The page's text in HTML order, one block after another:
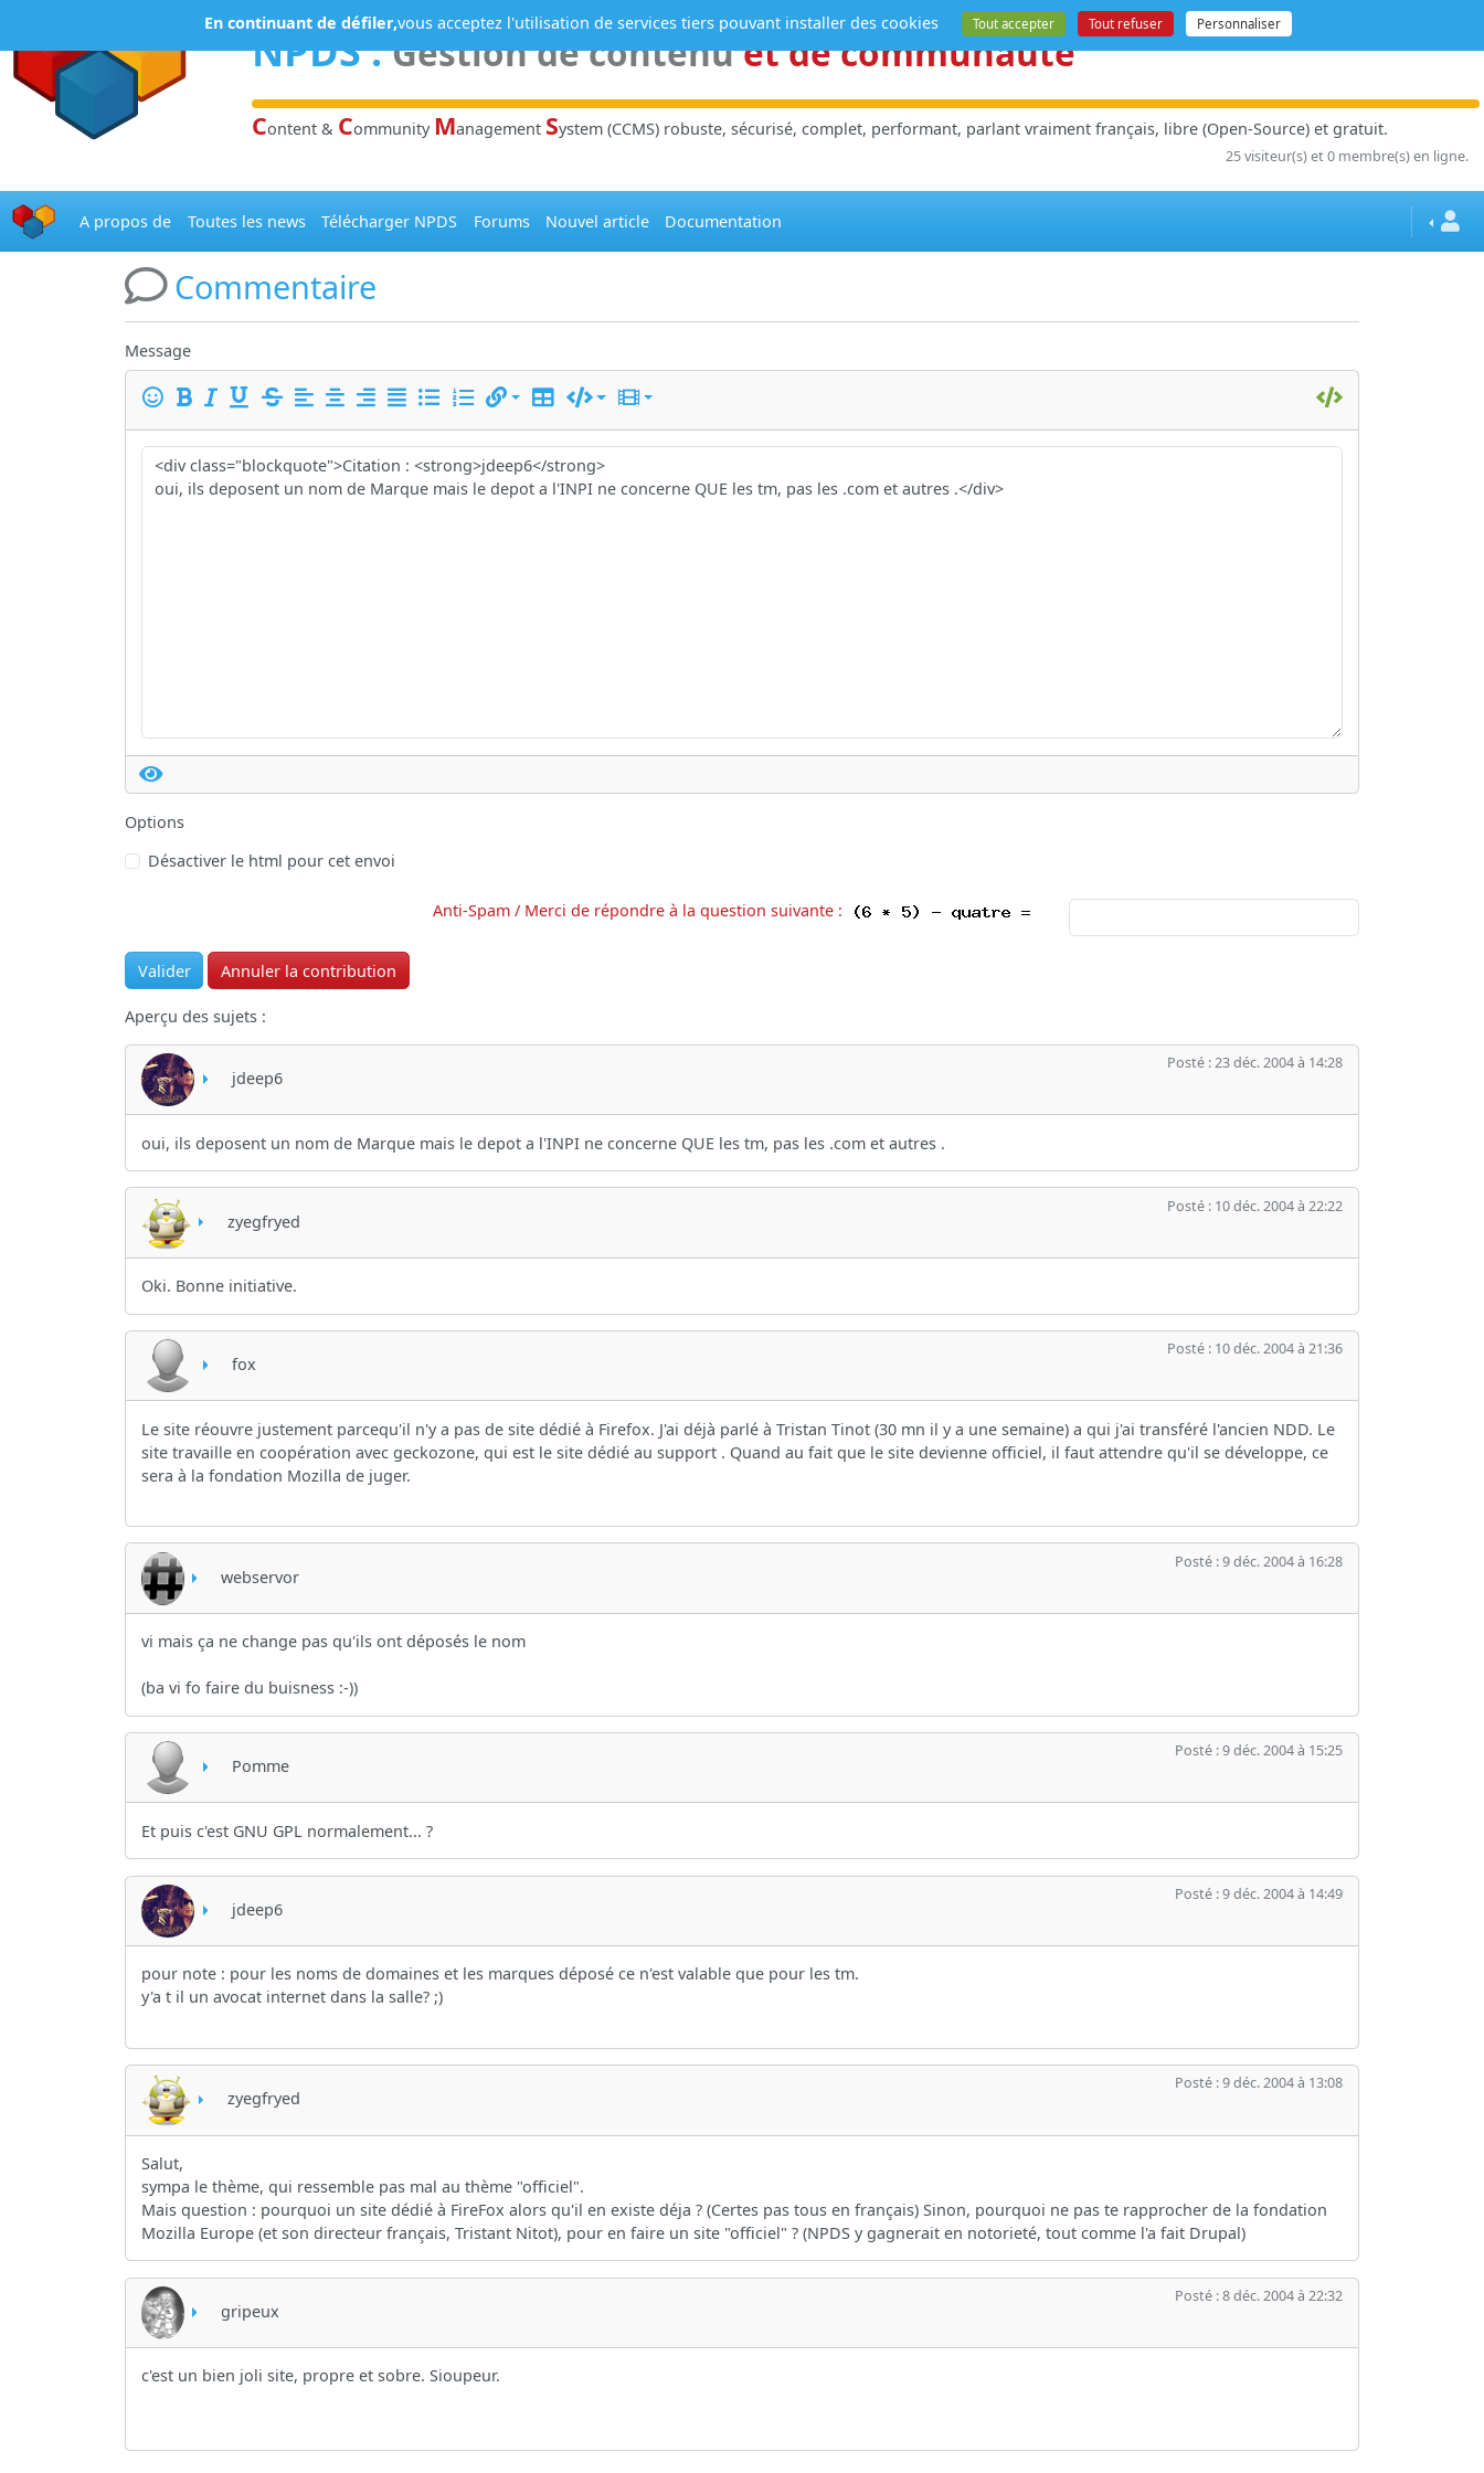
NPDS:Gestion de contenuet de communauté
Content & Community Management System (CCMS) robuste, sécurisé, complet, performant, parlant vraiment français, libre (Open-Source) et gratuit.
25 visiteur(s) et 0 membre(s) en ligne.
A propos de Toutes les news Télécharger NPDS Forums Nouvel article Documentation
Commentaire
Message
Options
Désactiver le html pour cet envoi
Anti-Spam / Merci de répondre à la question suivante :
Aperçu des sujets :
jdeep6
Posté : 23 déc. 2004 à 14:28
oui, ils deposent un nom de Marque mais le depot a l'INPI ne concerne QUE les tm, pas les .com et autres .
zyegfryed
Posté : 10 déc. 2004 à 22:22
Oki. Bonne initiative.
fox
Posté : 10 déc. 2004 à 21:36
Le site réouvre justement parcequ'il n'y a pas de site dédié à Firefox. J'ai déjà parlé à Tristan Tinot (30 mn il y a une semaine) a qui j'ai transféré l'ancien NDD. Le
site travaille en coopération avec geckozone, qui est le site dédié au support . Quand au fait que le site devienne officiel, il faut attendre qu'il se développe, ce
sera à la fondation Mozilla de juger.
webservor
Posté : 9 déc. 2004 à 16:28
vi mais ça ne change pas qu'ils ont déposés le nom
(ba vi fo faire du buisness :-))
Pomme
Posté : 9 déc. 2004 à 15:25
Et puis c'est GNU GPL normalement... ?
jdeep6
Posté : 9 déc. 2004 à 14:49
pour note : pour les noms de domaines et les marques déposé ce n'est valable que pour les tm.
y'a t il un avocat internet dans la salle? ;)
zyegfryed
Posté : 9 déc. 2004 à 13:08
Salut,
sympa le thème, qui ressemble pas mal au thème "officiel".
Mais question : pourquoi un site dédié à FireFox alors qu'il en existe déja ? (Certes pas tous en français) Sinon, pourquoi ne pas te rapprocher de la fondation
Mozilla Europe (et son directeur français, Tristant Nitot), pour en faire un site "officiel" ? (NPDS y gagnerait en notorieté, tout comme l'a fait Drupal)
gripeux
Posté : 8 déc. 2004 à 22:32
c'est un bien joli site, propre et sobre. Sioupeur.
En continuant de défiler,vous acceptez l'utilisation de services tiers pouvant installer des cookies Tout accepter Tout refuser Personnaliser